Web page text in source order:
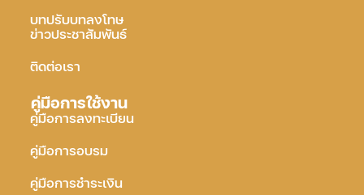
บทปรับบทลงโทษ
ข่าวประชาสัมพันธ์
ติดต่อเรา
คู่มือการใช้งาน
คู่มือการลงทะเบียน
คู่มือการอบรม
คู่มือการชำระเงิน